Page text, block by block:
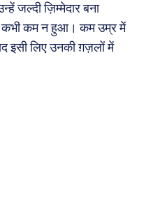
जल्दी ज़िम्मेदार बना
कभी कम न हुआ। कम उम्र में
इसी लिए उनकी ग़ज़लों में